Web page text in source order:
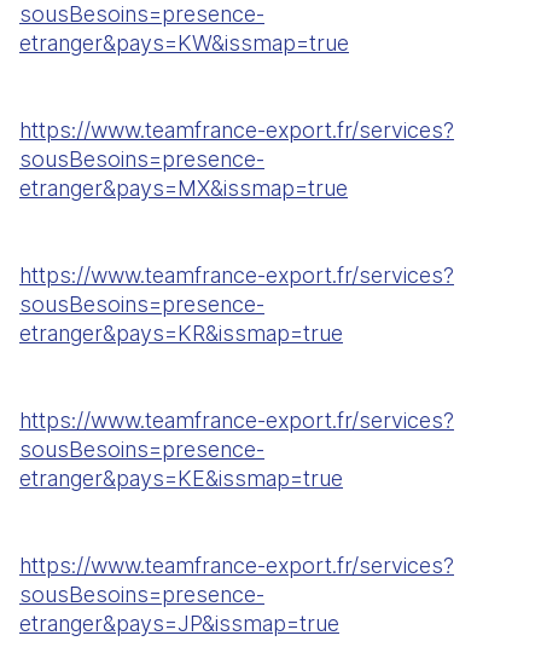
sousBesoins=presence-
etranger&pays=KW&issmap=true
https://www.teamfrance-export.fr/services?
sousBesoins=presence-
etranger&pays=MX&issmap=true
https://www.teamfrance-export.fr/services?
sousBesoins=presence-
etranger&pays=KR&issmap=true
https://www.teamfrance-export.fr/services?
sousBesoins=presence-
etranger&pays=KE&issmap=true
https://www.teamfrance-export.fr/services?
sousBesoins=presence-
etranger&pays=JP&issmap=true